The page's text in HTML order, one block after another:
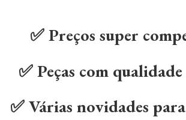
✅ Preços super
✅ Peças com
✅ Várias novidades